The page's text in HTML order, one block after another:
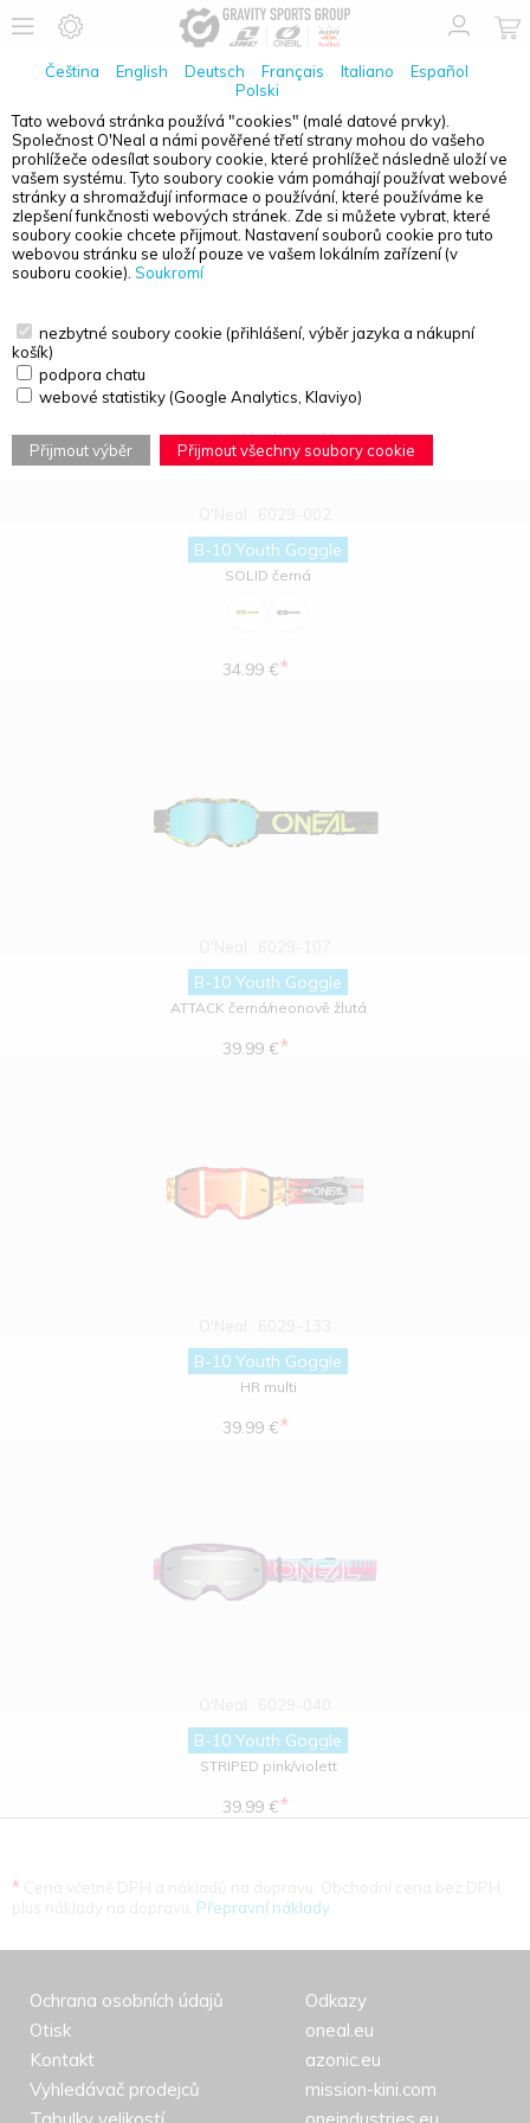
Čeština English Deutsch Français Italiano
Español
Polski
Tato webová stránka používá "cookies" (malé datové prvky).
Společnost O'Neal a námi pověřené třetí strany mohou do vašeho
prohlížeče odesílat soubory cookie, které prohlížeč následně uloží ve
vašem systému. Tyto soubory cookie vám pomáhají používat webové
stránky a shromažďují informace o používání, které používáme ke
zlepšení funkčnosti webových stránek. Zde si můžete vybrat, které
soubory cookie chcete přijmout. Nastavení souborů cookie pro tuto
webovou stránku se uloží pouze ve vašem lokálním zařízení (v
souboru cookie). Soukromí
nezbytné soubory cookie (přihlášení, výběr jazyka a nákupní
košík)
podpora chatu
webové statistiky (Google Analytics, Klaviyo)
Přijmout výběr Přijmout všechny soubory cookie
PŘEHLED PRODUKTŮ - DĚTSKÉ
B-10 Youth Goggle
SOLID černá
34.99 €*
B-10 Youth Goggle
ATTACK černá/neonově žlutá
39.99 €*
B-10 Youth Goggle
HR multi
39.99 €*
B-10 Youth Goggle
STRIPED pink/violett
39.99 €*
*
Přepravní náklady
Ochrana osobních údajů
Otisk
Kontakt
Vyhledávač prodejců
Odkazy
oneal.eu
azonic.eu
mission-kini.com